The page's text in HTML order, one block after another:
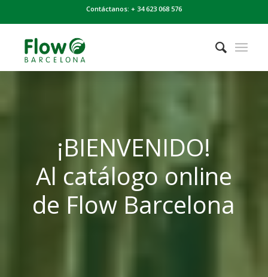
Contáctanos: + 34 623 068 576
¡BIENVENIDO!
Al catálogo online
de Flow Barcelona